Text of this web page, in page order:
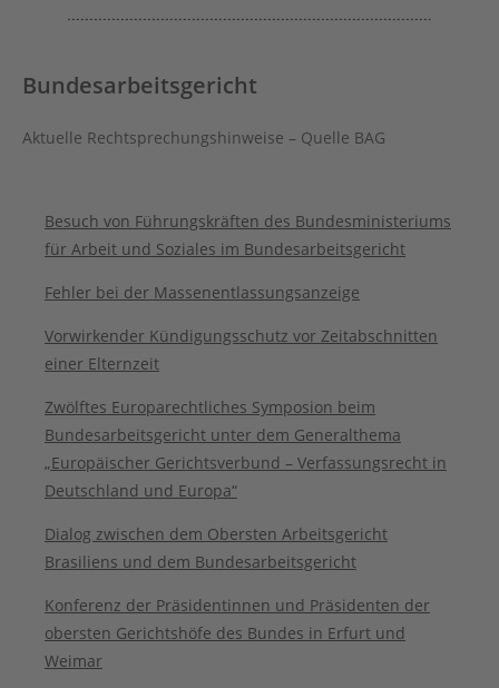
Bundesarbeitsgericht
Aktuelle Rechtsprechungshinweise – Quelle BAG
Besuch von Führungskräften des Bundesministeriums
für Arbeit und Soziales im Bundesarbeitsgericht
Fehler bei der Massenentlassungsanzeige
Vorwirkender Kündigungsschutz vor Zeitabschnitten
einer Elternzeit
Zwölftes Europarechtliches Symposion beim
Bundesarbeitsgericht unter dem Generalthema
„Europäischer Gerichtsverbund – Verfassungsrecht in
Deutschland und Europa“
Dialog zwischen dem Obersten Arbeitsgericht
Brasiliens und dem Bundesarbeitsgericht
Konferenz der Präsidentinnen und Präsidenten der
obersten Gerichtshöfe des Bundes in Erfurt und
Weimar